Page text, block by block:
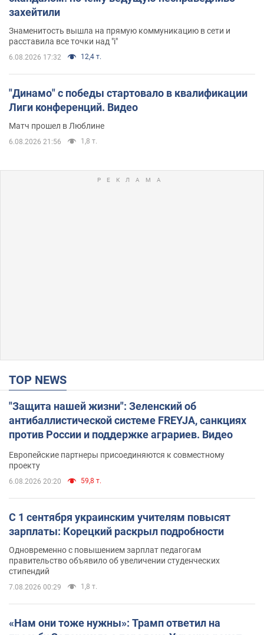
захейтили
Знаменитость вышла на прямую коммуникацию в сети и
расставила все точки над "i"
6.08.2026 17:32 12,4 т.
"Динамо" с победы стартовало в квалификации
Лиги конференций. Видео
Матч прошел в Люблине
6.08.2026 21:56 1,8 т.
TOP NEWS
"Защита нашей жизни": Зеленский об
антибаллистической системе FREYJA, санкциях
против России и поддержке аграриев. Видео
Европейские партнеры присоединяются к совместному
проекту
6.08.2026 20:20 59,8 т.
С 1 сентября украинским учителям повысят
зарплаты: Корецкий раскрыл подробности
Одновременно с повышением зарплат педагогам
правительство объявило об увеличении студенческих
стипендий
7.08.2026 00:29 1,8 т.
«Нам они тоже нужны»: Трамп ответил на